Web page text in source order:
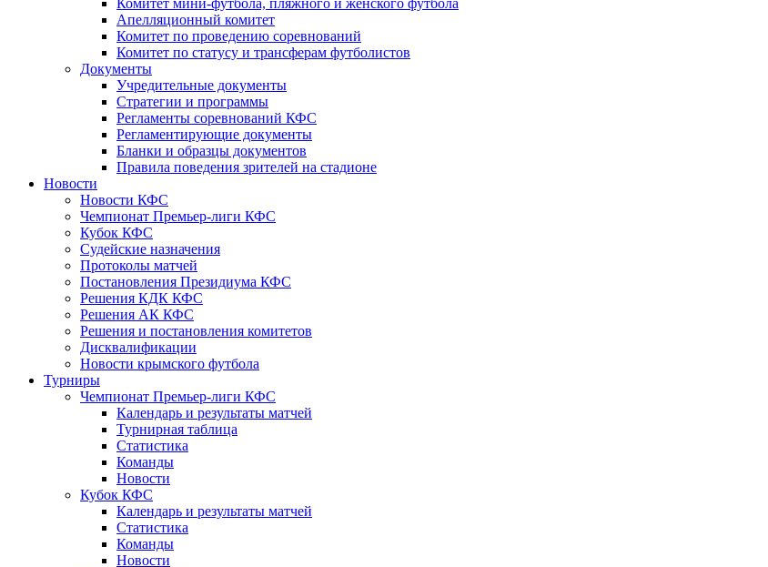
Комитет мини-футбола, пляжного и женского футбола
Апелляционный комитет
Комитет по проведению соревнований
Комитет по статусу и трансферам футболистов
Документы
Учредительные документы
Стратегии и программы
Регламенты соревнований КФС
Регламентирующие документы
Бланки и образцы документов
Правила поведения зрителей на стадионе
Новости
Новости КФС
Чемпионат Премьер-лиги КФС
Кубок КФС
Судейские назначения
Протоколы матчей
Постановления Президиума КФС
Решения КДК КФС
Решения АК КФС
Решения и постановления комитетов
Дисквалификации
Новости крымского футбола
Турниры
Чемпионат Премьер-лиги КФС
Календарь и результаты матчей
Турнирная таблица
Статистика
Команды
Новости
Кубок КФС
Календарь и результаты матчей
Статистика
Команды
Новости